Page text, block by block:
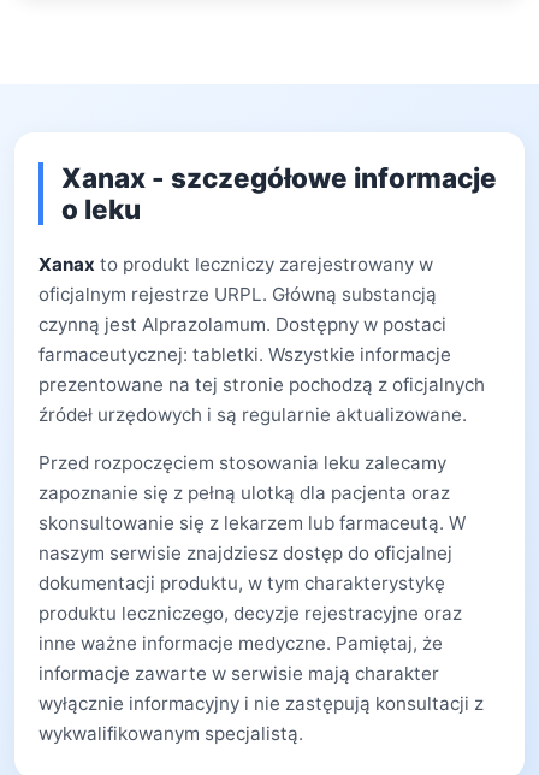
Xanax - szczegółowe informacje
o leku
Xanax to produkt leczniczy zarejestrowany w
oficjalnym rejestrze URPL. Główną substancją
czynną jest Alprazolamum. Dostępny w postaci
farmaceutycznej: tabletki. Wszystkie informacje
prezentowane na tej stronie pochodzą z oficjalnych
źródeł urzędowych i są regularnie aktualizowane.
Przed rozpoczęciem stosowania leku zalecamy
zapoznanie się z pełną ulotką dla pacjenta oraz
skonsultowanie się z lekarzem lub farmaceutą. W
naszym serwisie znajdziesz dostęp do oficjalnej
dokumentacji produktu, w tym charakterystykę
produktu leczniczego, decyzje rejestracyjne oraz
inne ważne informacje medyczne. Pamiętaj, że
informacje zawarte w serwisie mają charakter
wyłącznie informacyjny i nie zastępują konsultacji z
wykwalifikowanym specjalistą.